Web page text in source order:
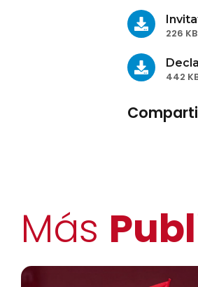
226 KB
442
Más
Juntos un